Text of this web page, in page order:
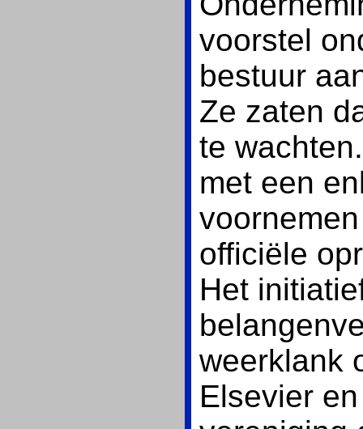
voorstel
bestuur
Ze zaten
te
met een
officiële
Het
weerklank
Elsevier